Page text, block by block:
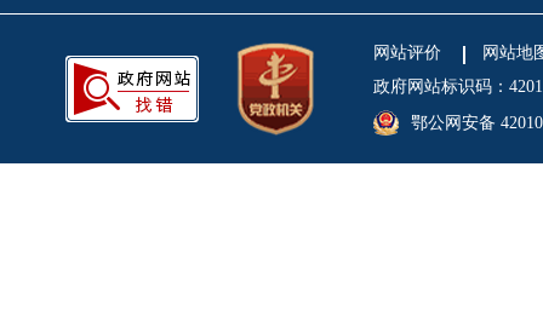
网站评价
网站地
政府网站标识码：
鄂公网安备